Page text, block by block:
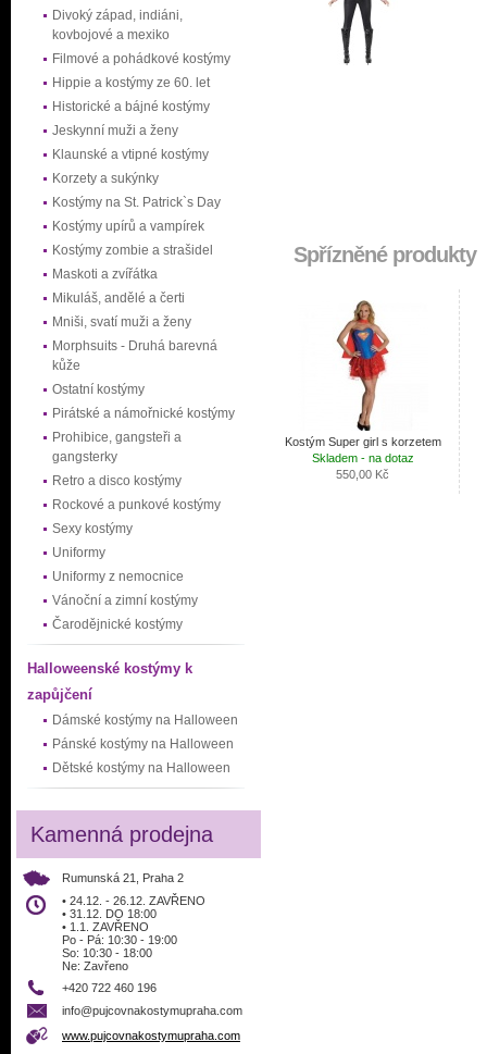
Divoký západ, indiáni,
kovbojové a mexiko
Filmové a pohádkové kostýmy
Hippie a kostýmy ze 60. let
Historické a bájné kostýmy
Jeskynní muži a ženy
Klaunské a vtipné kostýmy
Korzety a sukýnky
Kostýmy na St. Patrick`s Day
Kostýmy upírů a vampírek
Kostýmy zombie a strašidel
Maskoti a zvířátka
Mikuláš, andělé a čerti
Mniši, svatí muži a ženy
Morphsuits - Druhá barevná
kůže
Ostatní kostýmy
Pirátské a námořnické kostýmy
Prohibice, gangsteři a
gangsterky
Retro a disco kostýmy
Rockové a punkové kostýmy
Sexy kostýmy
Uniformy
Uniformy z nemocnice
Vánoční a zimní kostýmy
Čarodějnické kostýmy
Halloweenské kostýmy k
zapůjčení
Dámské kostýmy na Halloween
Pánské kostýmy na Halloween
Dětské kostýmy na Halloween
Kamenná prodejna
Rumunská 21, Praha 2
• 24.12. - 26.12. ZAVŘENO
• 31.12. DO 18:00
• 1.1. ZAVŘENO
Po - Pá: 10:30 - 19:00
So: 10:30 - 18:00
Ne: Zavřeno
+420 722 460 196
info@pujcovnakostymupraha.com
www.pujcovnakostymupraha.com
Spřízněné produkty
Kostým Super girl s korzetem
Skladem - na dotaz
550,00 Kč